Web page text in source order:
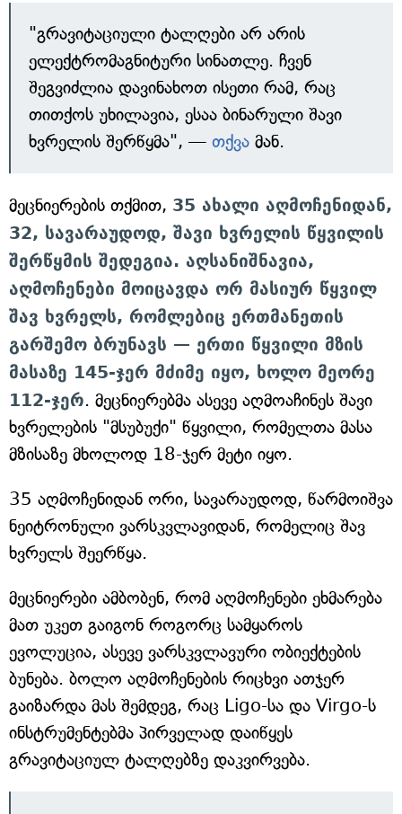
"გრავიტაციული ტალღები არ არის
ელექტრომაგნიტური სინათლე. ჩვენ
შეგვიძლია დავინახოთ ისეთი რამ, რაც
თითქოს უხილავია, ესაა ბინარული შავი
ხვრელის შერწყმა", — თქვა მან.
მეცნიერების თქმით, 35 ახალი აღმოჩენიდან,
32, სავარაუდოდ, შავი ხვრელის წყვილის
შერწყმის შედეგია. აღსანიშნავია,
აღმოჩენები მოიცავდა ორ მასიურ წყვილ
შავ ხვრელს, რომლებიც ერთმანეთის
გარშემო ბრუნავს — ერთი წყვილი მზის
მასაზე 145-ჯერ მძიმე იყო, ხოლო მეორე
112-ჯერ. მეცნიერებმა ასევე აღმოაჩინეს შავი
ხვრელების "მსუბუქი" წყვილი, რომელთა მასა
მზისაზე მხოლოდ 18-ჯერ მეტი იყო.
35 აღმოჩენიდან ორი, სავარაუდოდ, წარმოიშვა
ნეიტრონული ვარსკვლავიდან, რომელიც შავ
ხვრელს შეერწყა.
მეცნიერები ამბობენ, რომ აღმოჩენები ეხმარება
მათ უკეთ გაიგონ როგორც სამყაროს
ევოლუცია, ასევე ვარსკვლავური ობიექტების
ბუნება. ბოლო აღმოჩენების რიცხვი ათჯერ
გაიზარდა მას შემდეგ, რაც Ligo-სა და Virgo-ს
ინსტრუმენტებმა პირველად დაიწყეს
გრავიტაციულ ტალღებზე დაკვირვება.